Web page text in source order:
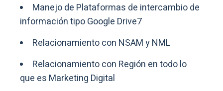
Manejo de Plataformas de intercambio de
información tipo Google Drive7
Relacionamiento con NSAM y NML
Relacionamiento con Región en todo lo
que es Marketing Digital